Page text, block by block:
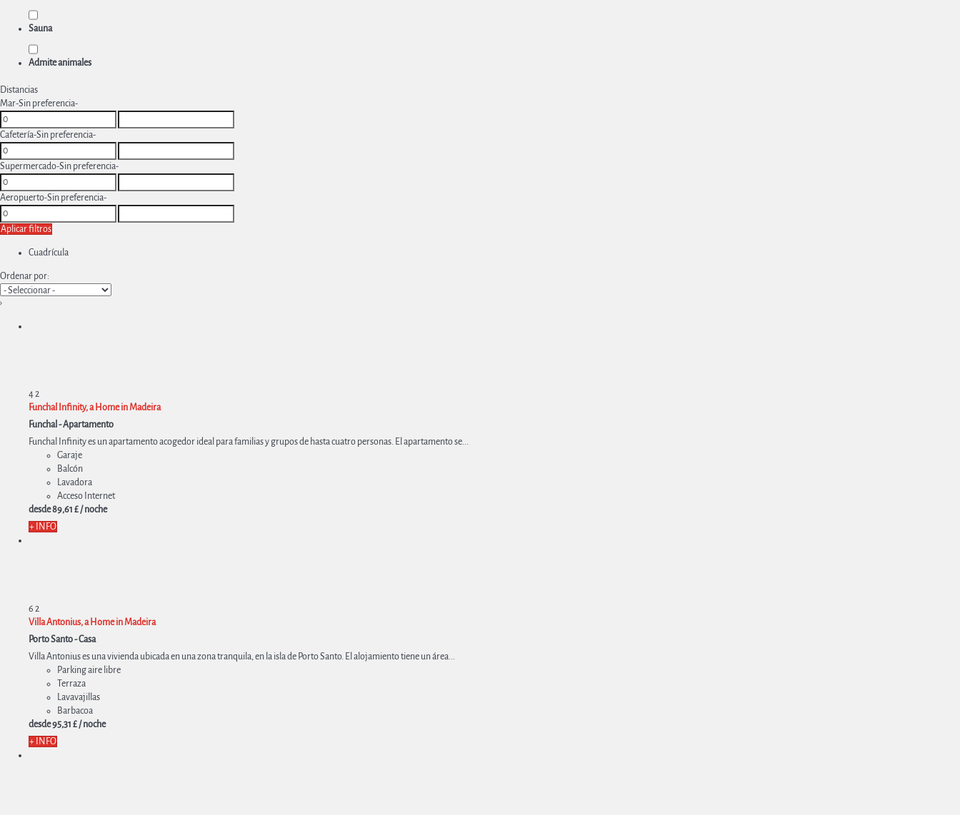
Sauna
Admite animales
Distancias
Mar-Sin preferencia-
Cafetería-Sin preferencia-
Supermercado-Sin preferencia-
Aeropuerto-Sin preferencia-
Aplicar filtros
Cuadrícula
Ordenar por:
›
42
Funchal Infinity, a Home in Madeira
Funchal -Apartamento
Funchal Infinity es un apartamento acogedor ideal para familias y grupos de hasta cuatro personas. El apartamento se...
Garaje
Balcón
Lavadora
Acceso Internet
desde89,61 £/ noche
+ INFO
6 2
Villa Antonius, a Home in Madeira
Porto Santo -Casa
Villa Antonius es una vivienda ubicada en una zona tranquila, en la isla de Porto Santo. El alojamiento tiene un área...
Parking aire libre
Terraza
Lavavajillas
Barbacoa
desde95,31 £ / noche
+ INFO